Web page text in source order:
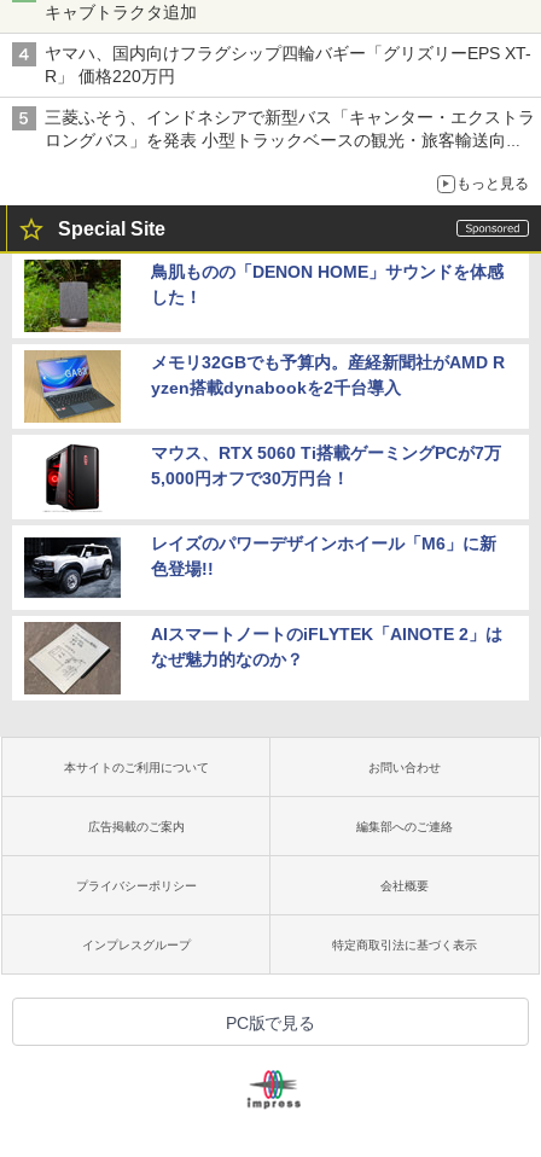
キャブトラクタ追加
ヤマハ、国内向けフラグシップ四輪バギー「グリズリーEPS XT-
R」 価格220万円
三菱ふそう、インドネシアで新型バス「キャンター・エクストラ
ロングバス」を発表 小型トラックベースの観光・旅客輸送向け
もっと見る
Special Site
鳥肌ものの「DENON HOME」サウンドを体感
した！
メモリ32GBでも予算内。産経新聞社がAMD R
yzen搭載dynabookを2千台導入
マウス、RTX 5060 Ti搭載ゲーミングPCが7万
5,000円オフで30万円台！
レイズのパワーデザインホイール「M6」に新
色登場!!
AIスマートノートのiFLYTEK「AINOTE 2」は
なぜ魅力的なのか？
本サイトのご利用について お問い合わせ
広告掲載のご案内 編集部へのご連絡
プライバシーポリシー 会社概要
インプレスグループ 特定商取引法に基づく表示
PC版で見る